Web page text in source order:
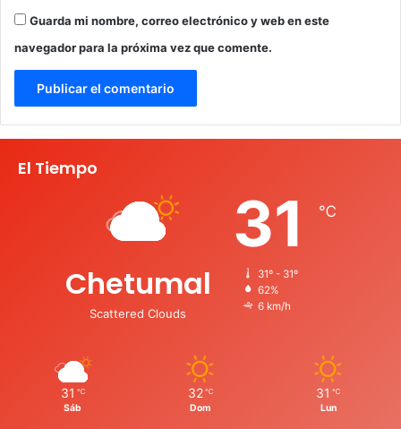
Guarda mi nombre, correo electrónico y web en este
navegador para la próxima vez que comente.
El Tiempo
Chetumal
Scattered Clouds
31 ℃
31º - 31º
62%
6 km/h
31 ℃
Sáb
32 ℃
Dom
31 ℃
Lun